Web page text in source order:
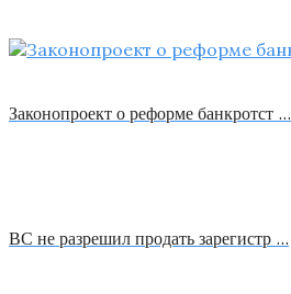
Законопроект о реформе банкротст …
ВС не разрешил продать зарегистр …